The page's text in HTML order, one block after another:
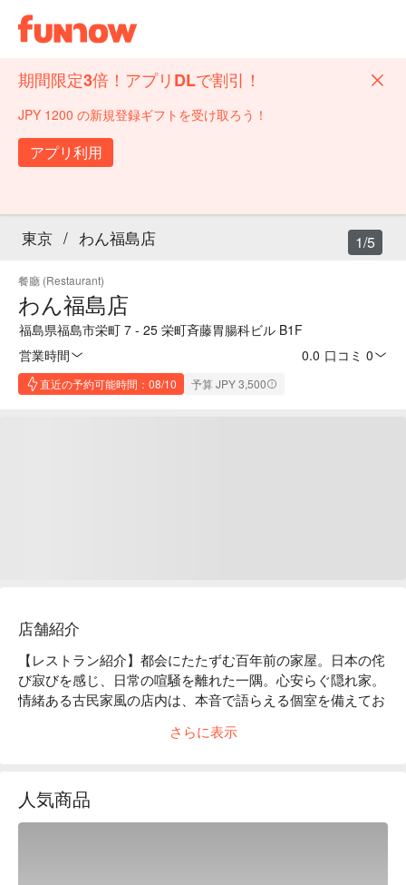
期間限定3倍！アプリDLで割引！
JPY 1200 の新規登録ギフトを受け取ろう！
アプリ利用
東京 / わん福島店
餐廳 (Restaurant)
わん福島店
福島県福島市栄町 7 - 25 栄町斉藤胃腸科ビル B1F
営業時間
0.0 口コミ 0
直近の予約可能時間：08/10 予算 JPY 3,500
1/5
店舗紹介
【レストラン紹介】都会にたたずむ百年前の家屋。日本の侘
び寂びを感じ、日常の喧騒を離れた一隅。心安らぐ隠れ家。
情緒ある古民家風の店内は、本音で語らえる個室を備えてお
た雰囲気は、私たちのお客様へ対するおもてなしの心と、た
くさんの職人達の手によって作られます。「日常の中の美」
さらに表示
人気商品